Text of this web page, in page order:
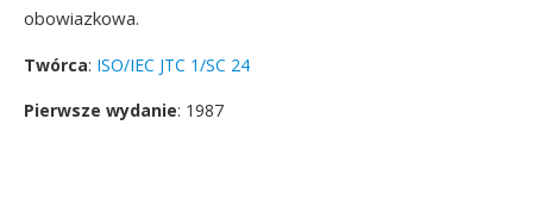
obowiazkowa.
Twórca: ISO/IEC JTC 1/SC 24
Pierwsze wydanie: 1987